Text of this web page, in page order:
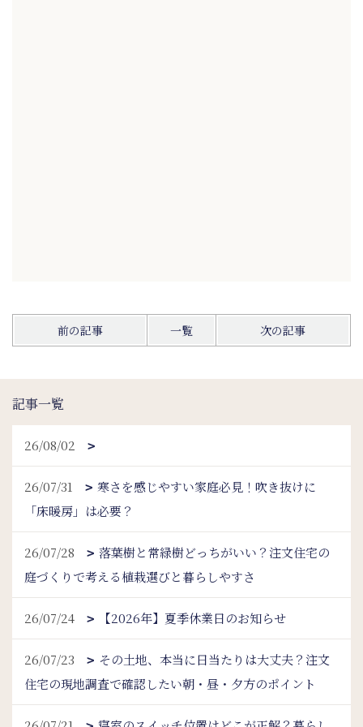
前の記事 一覧 次の記事
記事一覧
26/08/02
26/07/31
寒さを感じやすい家庭必見！吹き抜けに
「床暖房」は必要？
26/07/28
落葉樹と常緑樹どっちがいい？注文住宅の
庭づくりで考える植栽選びと暮らしやすさ
26/07/24 【2026年】夏季休業日のお知らせ
26/07/23
その土地、本当に日当たりは大丈夫？注文
住宅の現地調査で確認したい朝・昼・夕方のポイント